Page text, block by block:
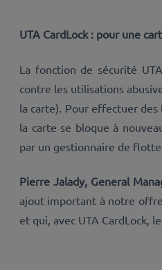
UTA CardLock : pour une
La fonction de sécurité
contre les utilisations
la carte). Pour effectuer
la carte se bloque à
par un gestionnaire de flotte
Pierre Jalady, General
ajout important à notre
et qui, avec UTA CardLock,